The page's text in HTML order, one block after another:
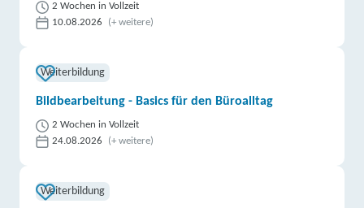
2 Wochen in Vollzeit
10.08.2026
(+ weitere)
Weiterbildung
Bildbearbeitung - Basics für den Büroalltag
2 Wochen in Vollzeit
24.08.2026
(+ weitere)
Weiterbildung